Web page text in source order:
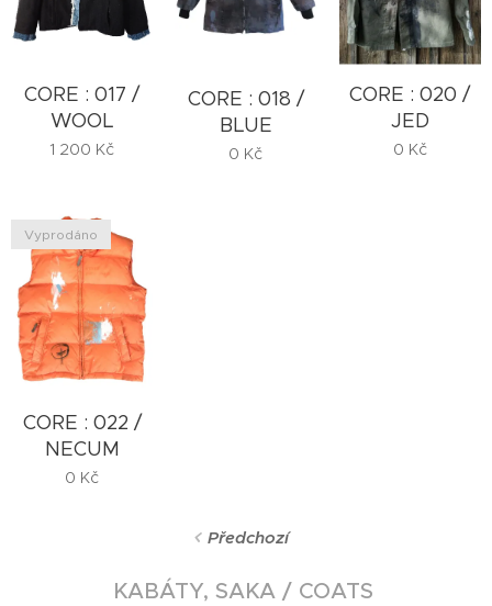
CORE : 017 /
WOOL
1 200 Kč
CORE : 018 /
BLUE
0 Kč
CORE : 020 /
JED
0 Kč
CORE : 022 /
NECUM
Vyprodáno
0 Kč
Předchozí
KABÁTY, SAKA / COATS